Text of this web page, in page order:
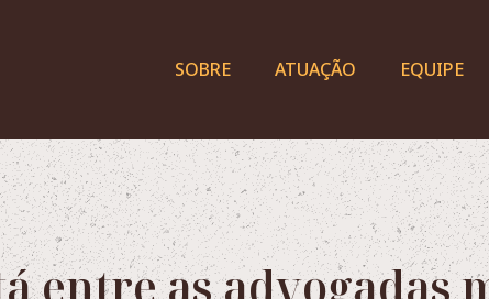
SOBRE ATUAÇÃO EQUIPE
entre as advogadas